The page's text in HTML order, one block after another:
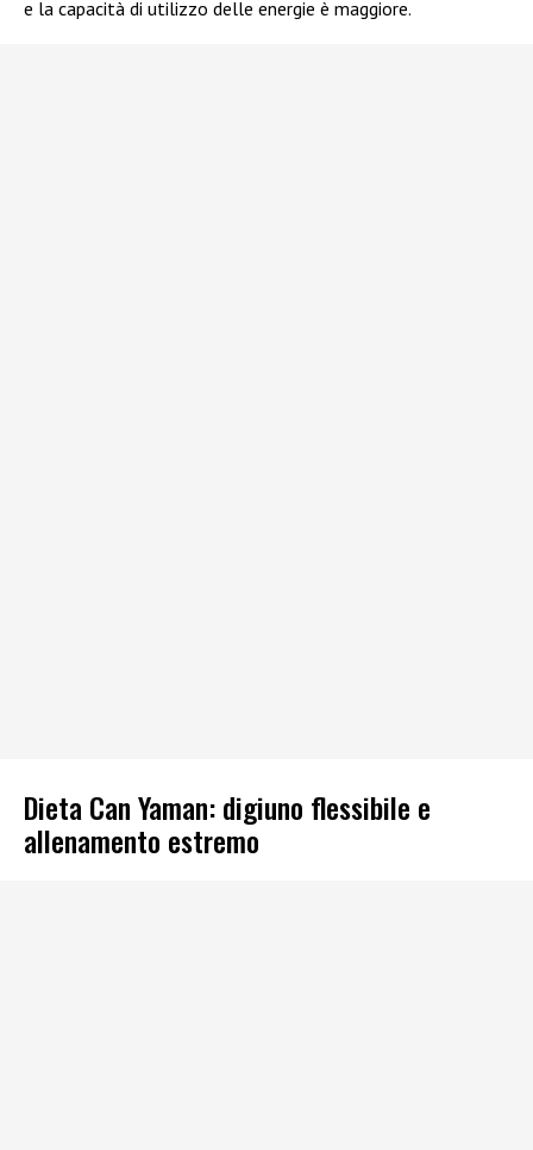
e la capacità di utilizzo delle energie è maggiore.
Dieta Can Yaman: digiuno flessibile e
allenamento estremo